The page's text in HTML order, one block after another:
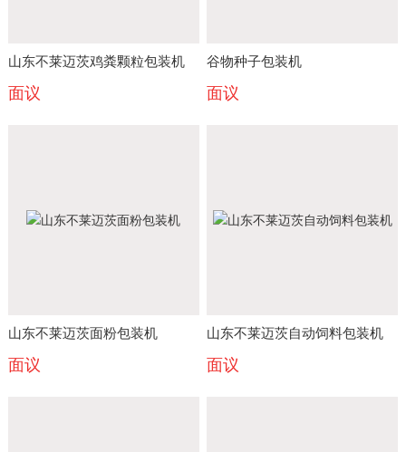
山东不莱迈茨鸡粪颗粒包装机
面议
谷物种子包装机
面议
山东不莱迈茨面粉包装机
面议
山东不莱迈茨自动饲料包装机
面议